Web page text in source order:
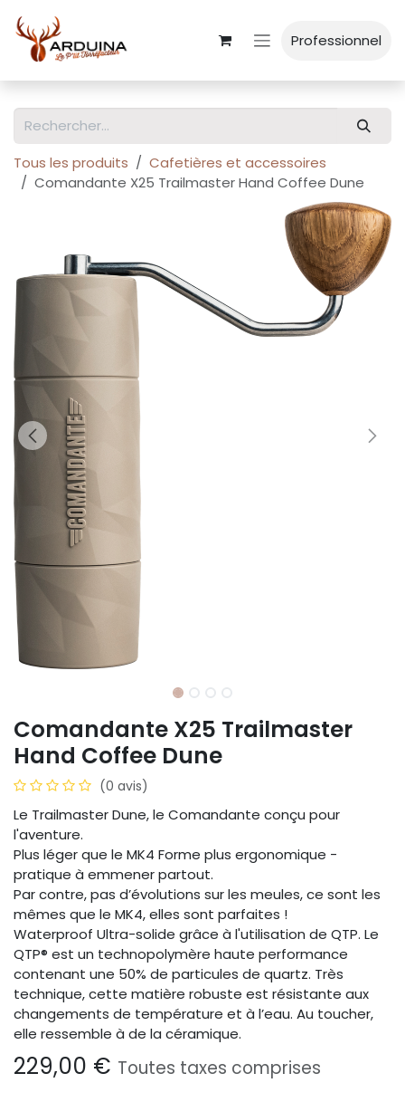
Professionnel
Tous les produits
Cafetières et accessoires
Comandante X25 Trailmaster Hand Coffee Dune
Comandante X25 Trailmaster
Hand Coffee Dune
(0 avis)
Le Trailmaster Dune, le Comandante conçu pour
l'aventure.
Plus léger que le MK4 Forme plus ergonomique -
pratique à emmener partout.
Par contre, pas d’évolutions sur les meules, ce sont les
mêmes que le MK4, elles sont parfaites !
Waterproof Ultra-solide grâce à l'utilisation de QTP. Le
QTP® est un technopolymère haute performance
contenant une 50% de particules de quartz. Très
technique, cette matière robuste est résistante aux
changements de température et à l’eau. Au toucher,
elle ressemble à de la céramique.
229,00 € Toutes taxes comprises